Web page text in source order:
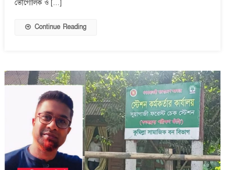
ভৌগোলিক ও […]
Continue Reading